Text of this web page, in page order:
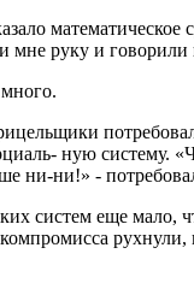
математическое
руку и говорили
ную систему.
ни-ни!» -
систем еще мало,